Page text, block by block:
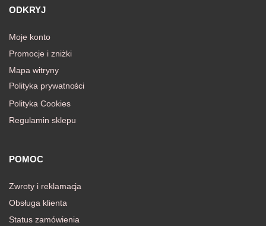
ODKRYJ
Moje konto
Promocje i zniżki
Mapa witryny
Polityka prywatności
Polityka Cookies
Regulamin sklepu
POMOC
Zwroty i reklamacja
Obsługa klienta
Status zamówienia